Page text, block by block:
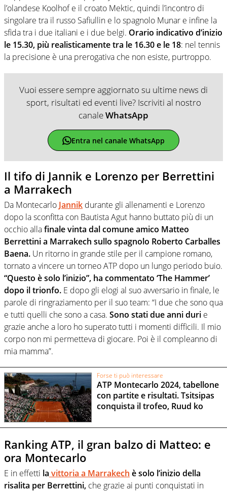
l’olandese Koolhof e il croato Mektic, quindi l’incontro di
singolare tra il russo Safiullin e lo spagnolo Munar e infine la
sfida tra i due italiani e i due belgi. Orario indicativo d’inizio
le 15.30, più realisticamente tra le 16.30 e le 18: nel tennis
la precisione è una prerogativa che non esiste, purtroppo.
Vuoi essere sempre aggiornato su ultime news di
sport, risultati ed eventi live? Iscriviti al nostro
canaleWhatsApp
Entra nel canale WhatsApp
Il tifo di Jannik e Lorenzo per Berrettini
a Marrakech
Da Montecarlo Jannik durante gli allenamenti e Lorenzo
dopo la sconfitta con Bautista Agut hanno buttato più di un
occhio allafinale vinta dal comune amico Matteo
Berrettini a Marrakech sullo spagnolo Roberto Carballes
Baena. Un ritorno in grande stile per il campione romano,
tornato a vincere un torneo ATP dopo un lungo periodo buio.
“Questo è solo l’inizio”, ha commentato ‘The Hammer’
dopo il trionfo. E dopo gli elogi al suo avversario in finale, le
parole di ringraziamento per il suo team: “I due che sono qua
e tutti quelli che sono a casa. Sono stati due anni duri e
grazie anche a loro ho superato tutti i momenti difficili. Il mio
corpo non mi permetteva di giocare. Poi è il compleanno di
mia mamma”.
Forse ti può interessare
ATP Montecarlo 2024, tabellone
con partite e risultati. Tsitsipas
conquista il trofeo, Ruud ko
Ranking ATP, il gran balzo di Matteo: e
ora Montecarlo
E in effetti la vittoria a Marrakech è solo l’inizio della
risalita per Berrettini, che grazie ai punti conquistati in